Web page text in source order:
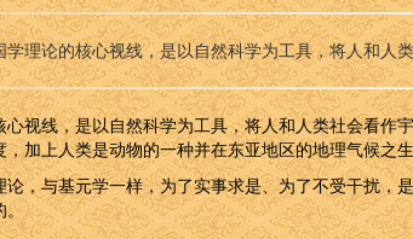
学理论的核心视线，是以自然科学为工具，将人和
心视线，是以自然科学为工具，将人和人类社会看
加上人类是动物的一种并在东亚地区的地理气候之
论，与基元学一样，为了实事求是、为了不受干扰
。